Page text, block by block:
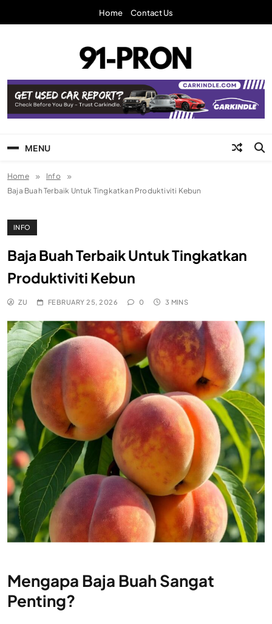
Home Contact Us
91-Pron
Laman Info Anda
MENU
Home
Info
Baja Buah Terbaik Untuk Tingkatkan Produktiviti Kebun
INFO
Baja Buah Terbaik Untuk Tingkatkan
Produktiviti Kebun
ZU FEBRUARY 25, 2026 0 3 MINS
Mengapa Baja Buah Sangat
Penting?